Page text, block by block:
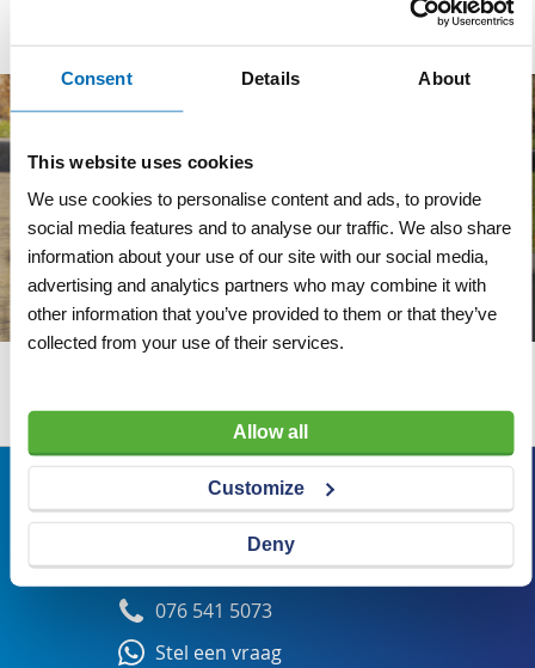
Consent Details About
This website uses cookies
We use cookies to personalise content and ads, to provide
social media features and to analyse our traffic. We also share
information about your use of our site with our social media,
advertising and analytics partners who may combine it with
other information that you’ve provided to them or that they’ve
collected from your use of their services.
Allow all
Customize
Deny
Bezoekadres
Veldsteen 25, 4815 PK Breda
verkoop@visserbreda.nl
076 541 5073
Stel een vraag